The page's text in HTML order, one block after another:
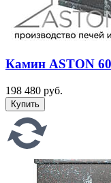
Камин ASTON
198 480 руб.